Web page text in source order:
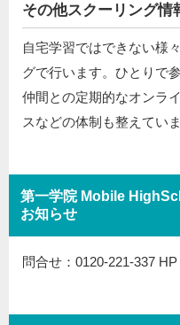
その他スクーリング情
自宅学習ではできない様
グで行います。ひとりで
仲間との定期的なオンラ
スなどの体制も整えていま
第一学院 Mobile
お知らせ
問合せ：0120-221-337